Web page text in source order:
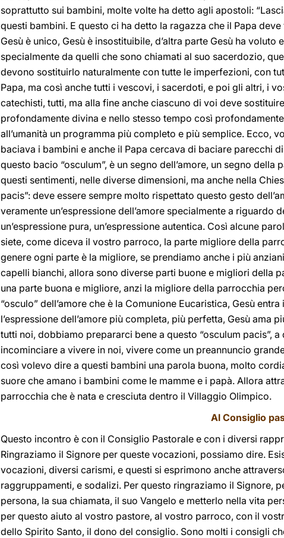
soprattutto sui bambini, molte volte ha detto agli apostoli:
questi bambini. E questo ci ha detto la ragazza che il Papa
Gesù è unico, Gesù è insostituibile, d’altra parte Gesù ha
specialmente da quelli che sono chiamati al suo sacerdozio,
devono sostituirlo naturalmente con tutte le imperfezioni, con
Papa, ma così anche tutti i vescovi, i sacerdoti, e poi gli altri, i
catechisti, tutti, ma alla fine anche ciascuno di voi deve
profondamente divina e nello stesso tempo così
all’umanità un programma più completo e più semplice. Ecco,
baciava i bambini e anche il Papa cercava di baciare parecchi
questo bacio “osculum”, è un segno dell’amore, un segno
questi sentimenti, nelle diverse dimensioni, ma anche nella
pacis”: deve essere sempre molto rispettato questo gesto
veramente un’espressione dell’amore specialmente a riguardo
un’espressione pura, un’espressione autentica. Così alcune
siete, come diceva il vostro parroco, la parte migliore della
genere ogni parte è la migliore, se prendiamo anche i più
capelli bianchi, allora sono diverse parti buone e migliori della
una parte buona e migliore, anzi la migliore della parrocchia
“osculo” dell’amore che è la Comunione Eucaristica, Gesù
l’espressione dell’amore più completa, più perfetta, Gesù ama
tutti noi, dobbiamo prepararci bene a questo “osculum pacis”,
incominciare a vivere in noi, vivere come un preannuncio
così volevo dire a questi bambini una parola buona, molto
suore che amano i bambini come le mamme e i papà. Allora
parrocchia che è nata e cresciuta dentro il Villaggio Olimpico.
Al Consiglio
Questo incontro è con il Consiglio Pastorale e con i diversi
Ringraziamo il Signore per queste vocazioni, possiamo dire.
vocazioni, diversi carismi, e questi si esprimono anche
raggruppamenti, e sodalizi. Per questo ringraziamo il Signore,
persona, la sua chiamata, il suo Vangelo e metterlo nella vita
per questo aiuto al vostro pastore, al vostro parroco, con il
dello Spirito Santo, il dono del consiglio. Sono molti i consigli